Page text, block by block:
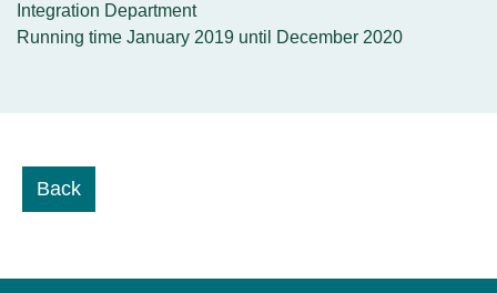
Integration Department
Running time January 2019 until December 2020
Back